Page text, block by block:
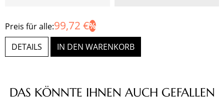
Preis für alle:99,72 €
DETAILS IN DEN WARENKORB
Produktgalerie überspringen
DAS KÖNNTE IHNEN AUCH GEFALLEN